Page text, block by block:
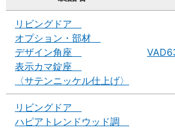
リビングドア
オプション・部材
デザイン角座
表示カマ錠座
〈サテンニッケル仕上げ〉
リビングドア
ハピアトレンドウッド調